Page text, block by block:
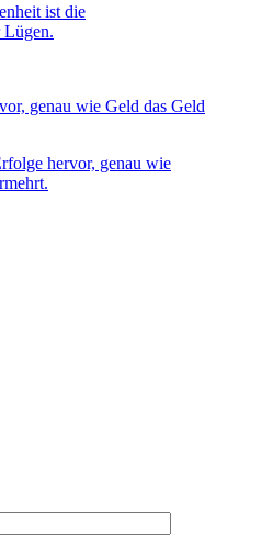
ist die
Lügen.
hervor, genau wie